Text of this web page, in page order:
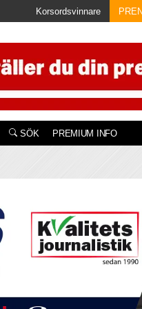
Korsordsvinnare
SÖK PREMIUM INFO